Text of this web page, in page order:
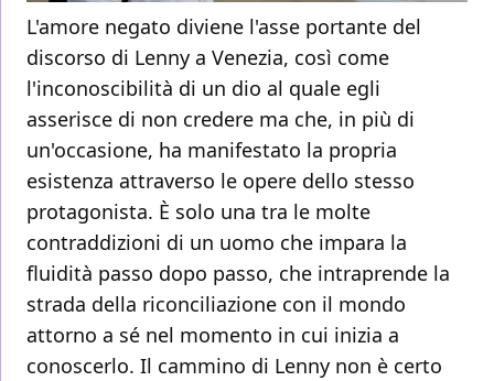
L'amore negato diviene l'asse portante del
discorso di Lenny a Venezia, così come
l'inconoscibilità di un dio al quale egli
asserisce di non credere ma che, in più di
un'occasione, ha manifestato la propria
esistenza attraverso le opere dello stesso
protagonista. È solo una tra le molte
contraddizioni di un uomo che impara la
fluidità passo dopo passo, che intraprende la
strada della riconciliazione con il mondo
attorno a sé nel momento in cui inizia a
conoscerlo. Il cammino di Lenny non è certo